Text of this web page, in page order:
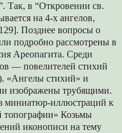
Так, в “Откровении св.
на 4-х ангелов,
Позднее вопросы о
подробно рассмотрены в
Ареопагита. Среди
— повелителей стихий
«Ангелы стихий» и
изображены трубящими.
миниатюр-иллюстраций к
топографии» Козьмы
иконописи на тему